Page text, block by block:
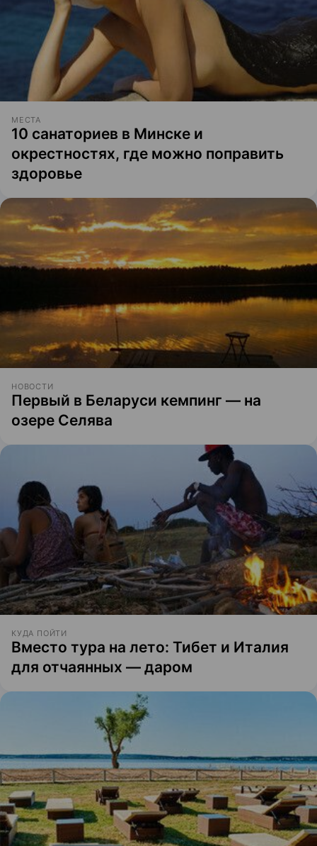
МЕСТА
10 санаториев в Минске и
окрестностях, где можно поправить
здоровье
НОВОСТИ
Первый в Беларуси кемпинг — на
озере Селява
КУДА ПОЙТИ
Вместо тура на лето: Тибет и Италия
для отчаянных — даром